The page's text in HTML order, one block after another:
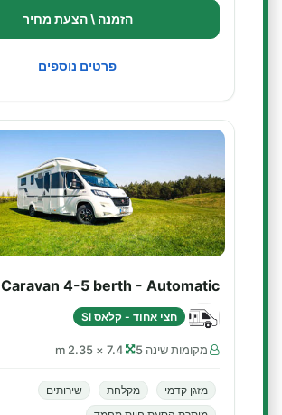
הזמנה \ הצעת מחיר
פרטים נוספים
Caravan 4-5 berth - Automatic
חצי אחוד - קלאס SI
מקומות שינה 5 7.4 × 2.35 m
מזגן קדמי מקלחת
שירותים